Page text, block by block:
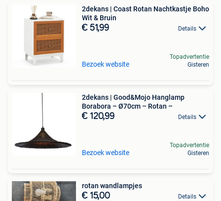
2dekans | Coast Rotan Nachtkastje Boho
Wit & Bruin
€ 51,99 Details
Bezoek website
Topadvertentie
Gisteren
2dekans | Good&Mojo Hanglamp
Borabora – Ø70cm – Rotan –
€ 120,99 Details
Bezoek website
Topadvertentie
Gisteren
rotan wandlampjes
€ 15,00 Details